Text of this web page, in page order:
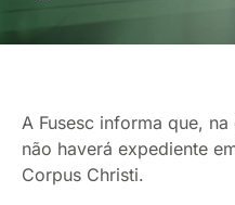
A Fusesc informa que,
não haverá expediente
Corpus Christi.